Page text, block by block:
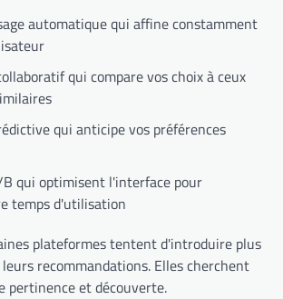
automatique qui affine constamment
qui compare vos choix à ceux
qui anticipe vos préférences
qui optimisent l'interface pour
temps d'utilisation
plateformes tentent d'introduire plus
recommandations. Elles cherchent
pertinence et découverte.